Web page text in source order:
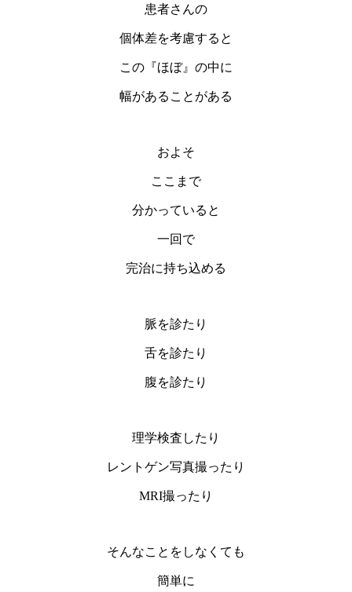
患者さんの
個体差を考慮すると
この『ほぼ』の中に
幅があることがある
およそ
ここまで
分かっていると
一回で
完治に持ち込める
脈を診たり
舌を診たり
腹を診たり
理学検査したり
レントゲン写真撮ったり
MRI撮ったり
そんなことをしなくても
簡単に